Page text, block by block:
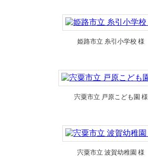
姫路市立 糸引小学校 様
宍粟市立 戸原こども園 様
宍粟市立 波賀幼稚園 様